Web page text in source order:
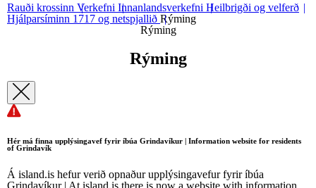
Rauði krossinn Verkefni Innanlandsverkefni Heilbrigði og velferð
Hjálparsíminn 1717 og netspjallið Rýming
Rýming
Rým­ing
Hér má finna upplýsingavef fyrir íbúa Grindavíkur | Information website for residents
of Grindavík
Á island.is hefur verið opnaður upplýsingavefur fyrir íbúa
Grindavíkur | At island.is there is now a website with information